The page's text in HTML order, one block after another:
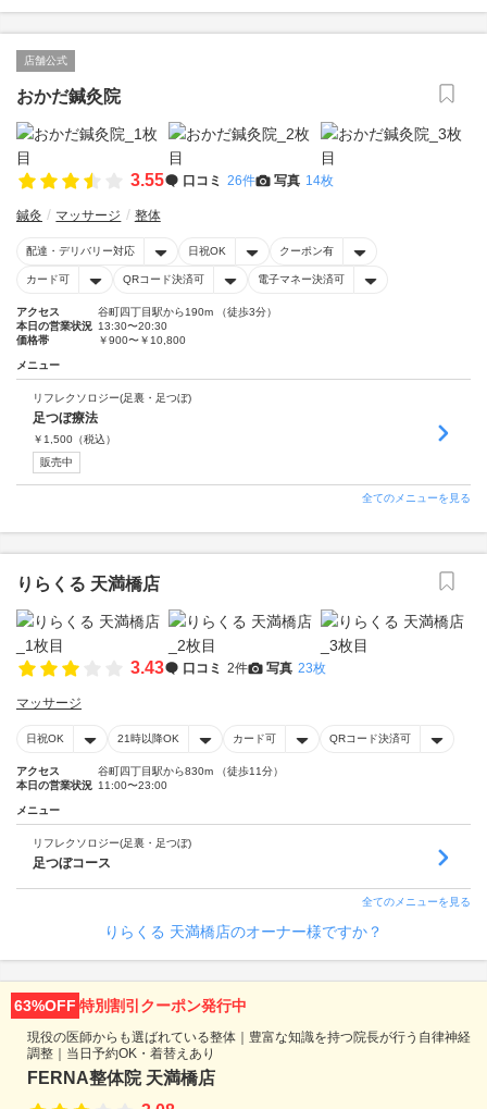
店舗公式
おかだ鍼灸院
3.55 口コミ 26件 写真 14枚
鍼灸 マッサージ 整体
配達・デリバリー対応 日祝OK クーポン有
カード可 QRコード決済可 電子マネー決済可
アクセス
谷町四丁目駅から190m （徒歩3分）
本日の営業状況 13:30〜20:30
価格帯
￥900〜￥10,800
メニュー
リフレクソロジー(足裏・足つぼ)
足つぼ療法
￥ 1,500 （税込）
販売中
全てのメニューを見る
りらくる 天満橋店
3.43 口コミ 2件 写真 23枚
マッサージ
日祝OK 21時以降OK カード可 QRコード決済可
アクセス
谷町四丁目駅から830m （徒歩11分）
本日の営業状況 11:00〜23:00
メニュー
リフレクソロジー(足裏・足つぼ)
足つぼコース
全てのメニューを見る
りらくる 天満橋店のオーナー様ですか？
63%OFF 特別割引クーポン発行中
現役の医師からも選ばれている整体｜豊富な知識を持つ院長が行う自律神経
調整｜当日予約OK・着替えあり
FERNA整体院 天満橋店